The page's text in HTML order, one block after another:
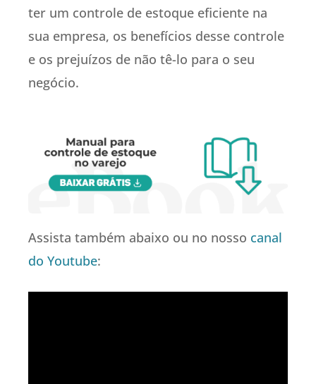
ter um controle de estoque eficiente na
sua empresa, os benefícios desse controle
e os prejuízos de não tê-lo para o seu
negócio.
Assista também abaixo ou no nosso canal
do Youtube: